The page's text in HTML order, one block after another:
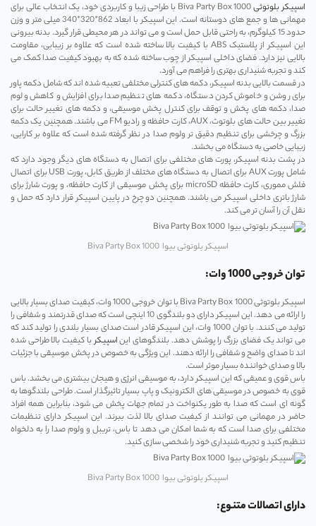
اسپیکر بلوتوثی
Biva Party Box 1000 با طراحی زیبا و کاربردی خود، یک انتخاب عالی برای
مهمانی‌ ها و جمع‌ های دوستانه است. این اسپیکر با ابعاد 862*320*340 میلی‌ متر و وزن
حدود 15 کیلوگرم، به راحتی قابل حمل است و می ‌تواند در هر محیطی قرار گیرد. بدنه بیرونی
این اسپیکر از پلاستیک ABS با کیفیت بالا ساخته شده است که علاوه بر زیبایی، مقاومت
بالایی نیز دارد. فضای داخلی اسپیکر از چوب ساخته شده که به بهبود کیفیت صدا کمک می‌
کند و تجربه شنیداری بهتری را فراهم می ‌آورد.
در قسمت بالایی بدنه اسپیکر، دکمه ‌های کنترلی مختلفی تعبیه شده ‌اند که شامل دکمه پاور
برای روشن و خاموش کردن دستگاه، دکمه ‌های تنظیم صدا برای افزایش و کاهش ولوم
صدا، دکمه ‌های پخش و توقف برای کنترل پخش موسیقی، و دکمه ‌های تغییر حالت برای
تغییر بین حالت‌ های بلوتوث، AUX، کارت حافظه و رادیو FM می ‌باشند. همچنین یک دکمه
بزرگ و چرخشی برای تنظیم دقیق ‌تر ولوم صدا در نظر گرفته شده است که علاوه بر کارایی،
زیبایی خاصی به دستگاه می ‌بخشد.
در پشت بدنه اسپیکر، پورت‌ های مختلفی برای اتصال به دستگاه ‌های دیگر وجود دارد که
شامل پورت AUX برای اتصال به دستگاه ‌های مختلف از طریق کابل، پورت USB برای اتصال
فلش مموری، کارت حافظه microSD برای پخش موسیقی از کارت حافظه، و پورت شارژ برای
شارژ باتری داخلی اسپیکر می ‌باشند. همچنین دو چرخ در پایین اسپیکر قرار دارد که حمل و
نقل آن را آسان ‌تر می‌ کند.
اسپیکر بلوتوثی بیوا Biva Party Box 1000
توان خروجی 1000 وات:
اسپیکر بلوتوثی Biva Party Box 1000 با توان خروجی 1000 وات، کیفیت صدای بسیار بالایی
را ارائه می ‌دهد. این اسپیکر دارای دو بلندگوی 10 اینچی است که صدای قدرتمند و شفافی را
تولید می‌ کنند. با توان 1000 وات، این اسپیکر قادر است صدای بسیار بلندی را تولید کند که
می ‌تواند یک فضای بزرگ را پوشش دهد. بلندگوهای ایناسپیکربا کیفیت بالا طراحی شده
‌اند تا صدای واضح و شفافی را ارائه دهند. این ویژگی به خصوص در پخش موسیقی با جزئیات
بالا و صدای خواننده بسیار موثر است.
باس قوی و عمیقی که این اسپیکر دارد، به موسیقی انرژی و هیجان بیشتری می ‌بخشد. باس
قوی به خصوص در موسیقی‌ های الکترونیک و پاپ بسیار تاثیرگذار است. طراحی بلندگوها به
گونه ‌ای است که صدا به طور یکنواخت در تمام جهات پخش می‌ شود، بنابراین همه افراد
حاضر در مهمانی می ‌توانند از کیفیت صدای بالا لذت ببرند. این اسپیکر دارای تنظیمات
مختلفی برای صدا است که به شما امکان می ‌دهد تا باس، تریبل و ولوم صدا را به دلخواه
تنظیم کنید و تجربه شنیداری خود را شخصی ‌سازی کنید.
اسپیکر بلوتوثی بیوا Biva Party Box 1000
دارای اتصالات متنوع: